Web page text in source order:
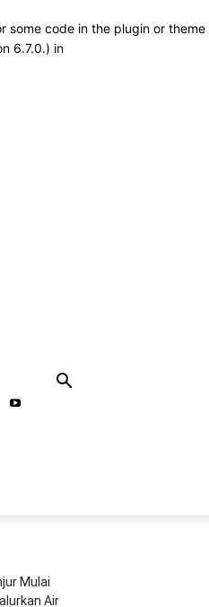
some code in the plugin or theme
6.7.0.) in
Mulai
Air